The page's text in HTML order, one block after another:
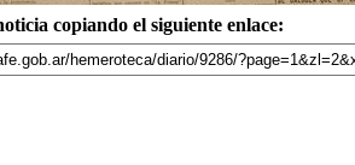
copiando el siguiente enlace: